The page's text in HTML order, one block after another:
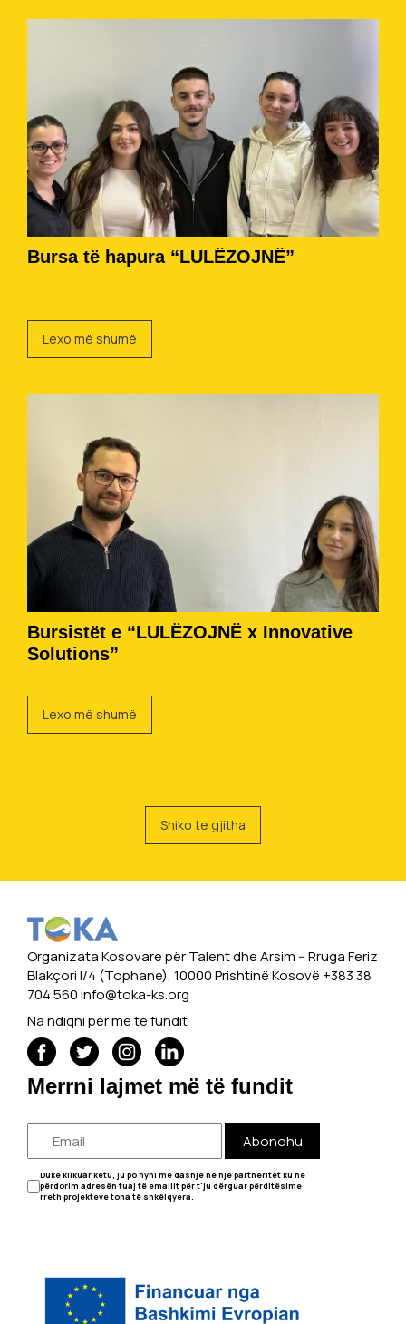
Bursa të hapura “LULËZOJNË”
Lexo më shumë
Bursistët e “LULËZOJNË x Innovative
Solutions”
Lexo më shumë
Shiko te gjitha
Organizata Kosovare për Talent dhe Arsim -- Rruga Feriz
Blakçori I/4 (Tophane), 10000 Prishtinë Kosovë +383 38
704 560info@toka-ks.org
Na ndiqni për më të fundit
Merrni lajmet më të fundit
Abonohu
Duke klikuar këtu, ju po hyni me dashje në një partneritet ku ne
përdorim adresën tuaj të emailit për t'ju dërguar përditësime
rreth projekteve tona të shkëlqyera.